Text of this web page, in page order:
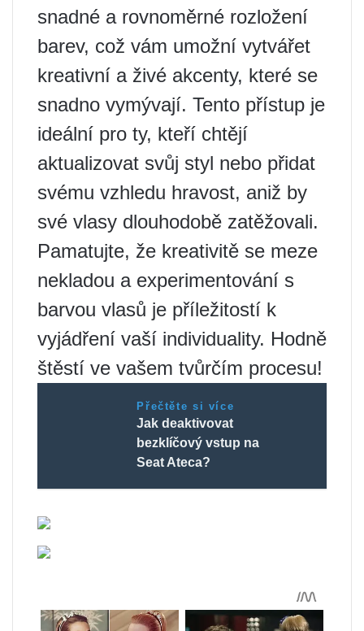
snadné a rovnoměrné rozložení
barev, což vám umožní vytvářet
kreativní a živé akcenty, které se
snadno vymývají. Tento přístup je
ideální pro ty, kteří chtějí
aktualizovat svůj styl nebo přidat
svému vzhledu hravost, aniž by
své vlasy dlouhodobě zatěžovali.
Pamatujte, že kreativitě se meze
nekladou a experimentování s
barvou vlasů je příležitostí k
vyjádření vaší individuality. Hodně
štěstí ve vašem tvůrčím procesu!
Přečtěte si více
Jak deaktivovat
bezklíčový vstup na
Seat Ateca?